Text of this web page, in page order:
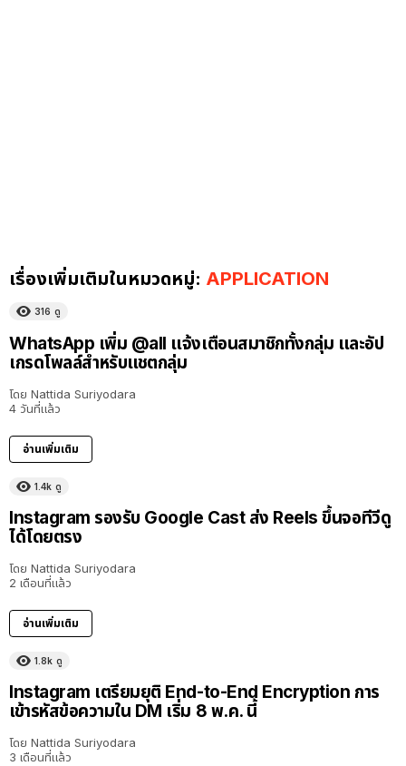
เรื่องเพิ่มเติมในหมวดหมู่: APPLICATION
316 ดู
WhatsApp เพิ่ม @all แจ้งเตือนสมาชิกทั้งกลุ่ม และอัป
เกรดโพลล์สำหรับแชตกลุ่ม
โดย Nattida Suriyodara
4 วันที่แล้ว
อ่านเพิ่มเติม
1.4k ดู
Instagram รองรับ Google Cast ส่ง Reels ขึ้นจอทีวีดู
ได้โดยตรง
โดย Nattida Suriyodara
2 เดือนที่แล้ว
อ่านเพิ่มเติม
1.8k ดู
Instagram เตรียมยุติ End-to-End Encryption การ
เข้ารหัสข้อความใน DM เริ่ม 8 พ.ค. นี้
โดย Nattida Suriyodara
3 เดือนที่แล้ว